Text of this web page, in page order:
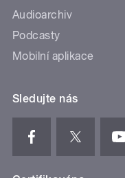
Audioarchiv
Podcasty
Mobilní aplikace
Sledujte nás